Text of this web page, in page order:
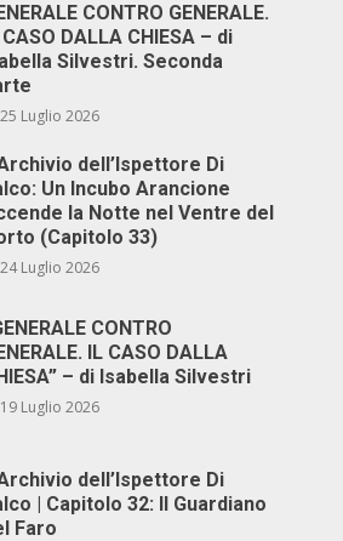
CONTRO GENERALE.
CASO DALLA CHIESA – di
Silvestri. Seconda
25 Luglio 2026
dell’Ispettore Di
Un Incubo Arancione
la Notte nel Ventre del
(Capitolo 33)
24 Luglio 2026
CONTRO
IL CASO DALLA
– di Isabella Silvestri
19 Luglio 2026
dell’Ispettore Di
| Capitolo 32: Il Guardiano
Faro